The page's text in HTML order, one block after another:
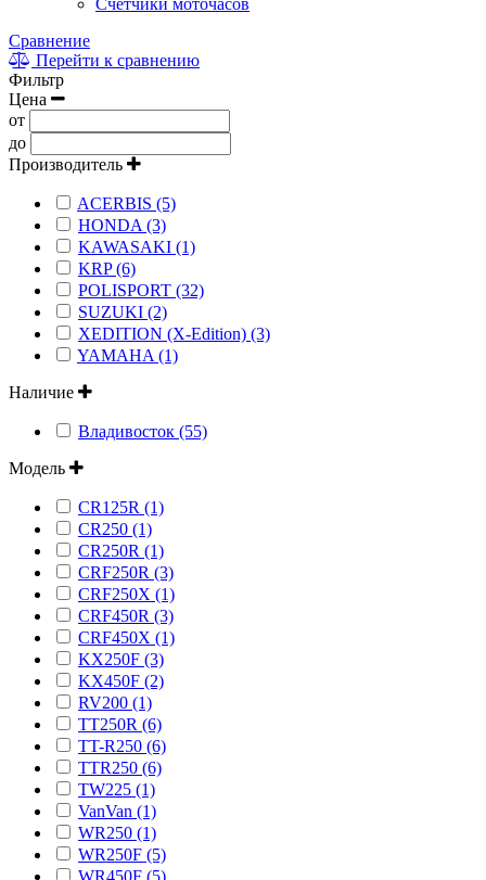
Сравнение
Перейти к сравнению
Фильтр
Цена
от
до
Производитель
ACERBIS (5)
HONDA (3)
KAWASAKI (1)
KRP (6)
POLISPORT (32)
SUZUKI (2)
XEDITION (X-Edition) (3)
YAMAHA (1)
Наличие
Владивосток (55)
Модель
CR125R (1)
CR250 (1)
CR250R (1)
CRF250R (3)
CRF250X (1)
CRF450R (3)
CRF450X (1)
KX250F (3)
KX450F (2)
RV200 (1)
TT250R (6)
TT-R250 (6)
TTR250 (6)
TW225 (1)
VanVan (1)
WR250 (1)
WR250F (5)
WR450F (5)